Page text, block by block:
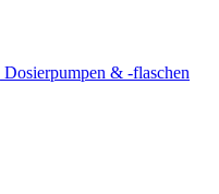
Dosierpumpen & -flaschen